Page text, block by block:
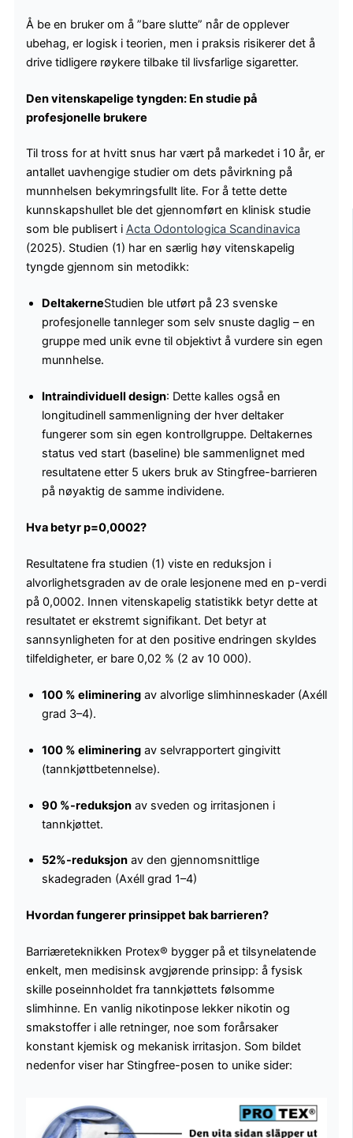
Å be en bruker om å ”bare slutte” når de opplever
ubehag, er logisk i teorien, men i praksis risikerer det å
drive tidligere røykere tilbake til livsfarlige sigaretter.
Den vitenskapelige tyngden: En studie på
profesjonelle brukere
Til tross for at hvitt snus har vært på markedet i 10 år, er
antallet uavhengige studier om dets påvirkning på
munnhelsen bekymringsfullt lite. For å tette dette
kunnskapshullet ble det gjennomført en klinisk studie
som ble publisert i Acta Odontologica Scandinavica
(2025). Studien (1) har en særlig høy vitenskapelig
tyngde gjennom sin metodikk:
DeltakerneStudien ble utført på 23 svenske
profesjonelle tannleger som selv snuste daglig – en
gruppe med unik evne til objektivt å vurdere sin egen
munnhelse.
Intraindividuell design: Dette kalles også en
longitudinell sammenligning der hver deltaker
fungerer som sin egen kontrollgruppe. Deltakernes
status ved start (baseline) ble sammenlignet med
resultatene etter 5 ukers bruk av Stingfree-barrieren
på nøyaktig de samme individene.
Hva betyr p=0,0002?
Resultatene fra studien (1) viste en reduksjon i
alvorlighetsgraden av de orale lesjonene med en p-verdi
på 0,0002. Innen vitenskapelig statistikk betyr dette at
resultatet er ekstremt signifikant. Det betyr at
sannsynligheten for at den positive endringen skyldes
tilfeldigheter, er bare 0,02 % (2 av 10 000).
100 % elimineringav alvorlige slimhinneskader (Axéll
grad 3–4).
100 % elimineringav selvrapportert gingivitt
(tannkjøttbetennelse).
90 %-reduksjonav sveden og irritasjonen i
tannkjøttet.
52%-reduksjonav den gjennomsnittlige
skadegraden (Axéll grad 1–4)
Hvordan fungerer prinsippet bak barrieren?
Barriæreteknikken Protex® bygger på et tilsynelatende
enkelt, men medisinsk avgjørende prinsipp: å fysisk
skille poseinnholdet fra tannkjøttets følsomme
slimhinne. En vanlig nikotinpose lekker nikotin og
smakstoffer i alle retninger, noe som forårsaker
konstant kjemisk og mekanisk irritasjon. Som bildet
nedenfor viser har Stingfree-posen to unike sider: